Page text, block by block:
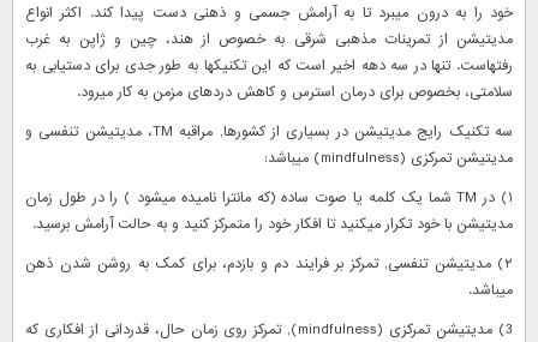
خود را به درون میبرد تا به آرامش جسمی و ذهنی دست پیدا کند. اکثر انواع
مدیتیشن از تمرینات مذهبی شرقی به خصوص از هند، چین و ژاپن به غرب
رفتهاست. تنها در سه دهه اخیر است که این تکنیکها به طور جدی برای دستیابی به
سلامتی، بخصوص برای درمان استرس و کاهش دردهای مزمن به کار میرود.
سه تکنیک رایج مدیتیشن در بسیاری از کشورها, مراقبه TM، مدیتیشن تنفسی و
مدیتیشن تمرکزی (mindfulness) میباشد:
۱) در TM شما یک کلمه یا صوت ساده (که مانترا نامیده میشود ) را در طول زمان
مدیتیشن با خود تکرار میکنید تا افکار خود را متمرکز کنید و به حالت آرامش برسید.
۲) مدیتیشن تنفسی, تمرکز بر فرایند دم و بازدم، برای کمک به روشن شدن ذهن
میباشد.
3) مدیتیشن تمرکزی (mindfulness), تمرکز روی زمان حال، قدردانی از افکاری که